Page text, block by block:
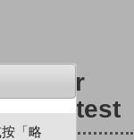
Lower
Contest
「略